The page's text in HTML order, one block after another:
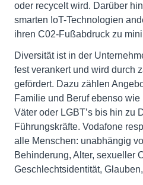
oder recycelt wird. Darüber
smarten IoT-Technologien
ihren C02-Fußabdruck zu
Diversität ist in der
fest verankert und wird durch
gefördert. Dazu zählen
Familie und Beruf ebenso
Väter oder LGBT’s bis hin zu
Führungskräfte. Vodafone
alle Menschen: unabhängig
Behinderung, Alter, sexueller
Geschlechtsidentität,